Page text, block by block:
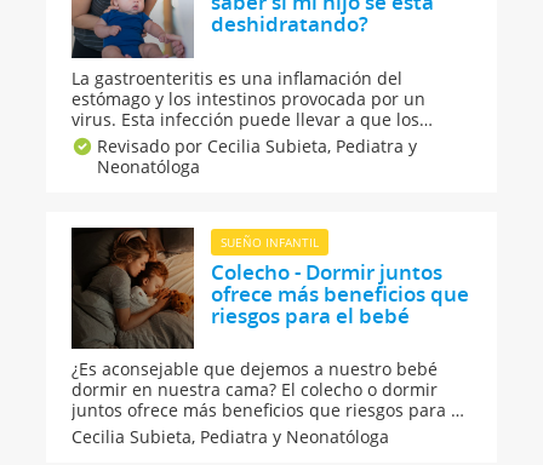
deshidratando?
La gastroenteritis es una inflamación del
estómago y los intestinos provocada por un
virus. Esta infección puede llevar a que los
niños, adultos o mayores presenten diarrea,
vómitos y deshidratación. ¿Cómo saber si el niño
tiene gastroenteritis o si está deshidratado?
Revisado por Cecilia Subieta, Pediatra y
Neonatóloga
SUEÑO INFANTIL
Colecho - Dormir juntos
ofrece más beneficios que
riesgos para el bebé
¿Es aconsejable que dejemos a nuestro bebé
dormir en nuestra cama? El colecho o dormir
juntos ofrece más beneficios que riesgos para el
bebé, aunque cabe a cada familia elegir y
decidir cómo dormir en su casa. Hay niños que
Cecilia Subieta, Pediatra y Neonatóloga